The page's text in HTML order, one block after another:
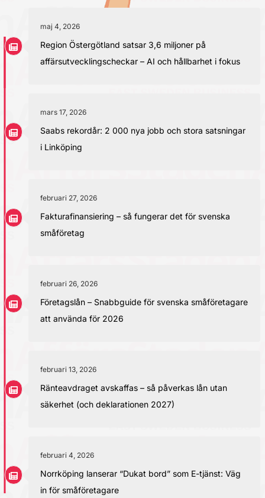
maj 4, 2026
Region Östergötland satsar 3,6 miljoner på
affärsutvecklingscheckar – AI och hållbarhet i fokus
mars 17, 2026
Saabs rekordår: 2 000 nya jobb och stora satsningar
i Linköping
februari 27, 2026
Fakturafinansiering – så fungerar det för svenska
småföretag
februari 26, 2026
Företagslån – Snabbguide för svenska småföretagare
att använda för 2026
februari 13, 2026
Ränteavdraget avskaffas – så påverkas lån utan
säkerhet (och deklarationen 2027)
februari 4, 2026
Norrköping lanserar “Dukat bord” som E-tjänst: Väg
in för småföretagare